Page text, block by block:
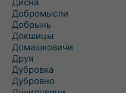
Добромысли
Добрынь
Докшицы
Домашковичи
Друя
Дубровка
Дубровно